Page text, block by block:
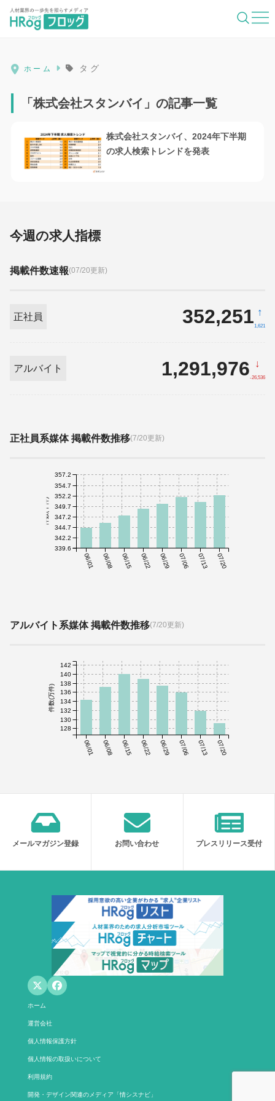
HRog | 人材業界の一歩先を照らすメディ
ホーム タグ
「株式会社スタンバイ」の記事一覧
株式会社スタンバイ、2024年下半期
の求人検索トレンドを発表
今週の求人指標
掲載件数速報(07/20更新)
正社員 352,251 ↑
1,621
アルバイト 1,291,976 ↓
-26,536
正社員系媒体 掲載件数推移(7/20更新)
06/01 06/08 06/15 06/22 06/29 07/06 07/13 07/20
件数(千件)
339.6
342.2
344.7
347.2
349.7
352.2
354.7
357.2
アルバイト系媒体 掲載件数推移(7/20更新)
06/01 06/08 06/15 06/22 06/29 07/06 07/13 07/20
件数(万件)
128
130
132
134
136
138
140
142
メールマガジン登録 お問い合わせ プレスリリース受付
ホーム
運営会社
個人情報保護方針
個人情報の取扱いについて
利用規約
開発・デザイン関連のメディア「情シスナビ」